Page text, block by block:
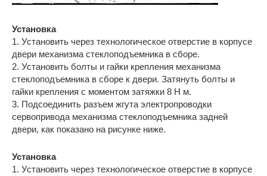
Установка
1. Установить через технологическое отверстие в корпусе
двери механизма стеклоподъемника в сборе.
2. Установить болты и гайки крепления механизма
стеклоподъемника в сборе к двери. Затянуть болты и
гайки крепления с моментом затяжки 8 Н м.
3. Подсоединить разъем жгута электропроводки
сервопривода механизма стеклоподъемника задней
двери, как показано на рисунке ниже.
Установка
1. Установить через технологическое отверстие в корпусе